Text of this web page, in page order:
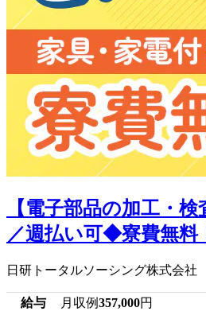
【電子部品の加工・検
／週払い可◆寮費無料
日研トータルソーシング株式会社
給与 月収例357,000円